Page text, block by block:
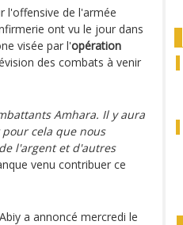
l'offensive de l'armée
ont vu le jour dans
visée par l'opération
des combats à venir
Amhara. Il y aura
cela que nous
l'argent et d'autres
venu contribuer ce
a annoncé mercredi le